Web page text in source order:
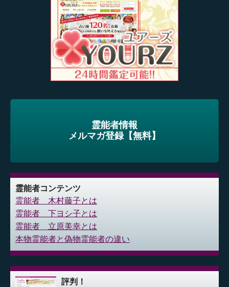
霊能者情報
メルマガ登録【無料】
霊能者コンテンツ
霊能者 木村藤子とは
霊能者 下ヨシ子とは
霊能者 立原美幸とは
本物霊能者と偽物霊能者の違い
評判！